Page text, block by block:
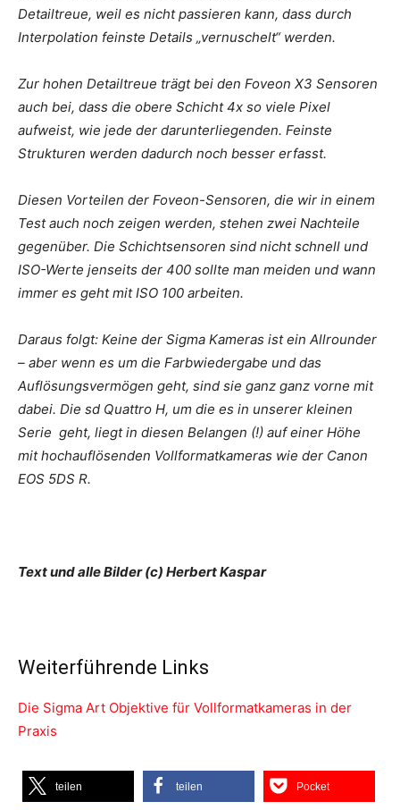
Detailtreue, weil es nicht passieren kann, dass durch
Interpolation feinste Details „vernuschelt“ werden.
Zur hohen Detailtreue trägt bei den Foveon X3 Sensoren
auch bei, dass die obere Schicht 4x so viele Pixel
aufweist, wie jede der darunterliegenden. Feinste
Strukturen werden dadurch noch besser erfasst.
Diesen Vorteilen der Foveon-Sensoren, die wir in einem
Test auch noch zeigen werden, stehen zwei Nachteile
gegenüber. Die Schichtsensoren sind nicht schnell und
ISO-Werte jenseits der 400 sollte man meiden und wann
immer es geht mit ISO 100 arbeiten.
Daraus folgt: Keine der Sigma Kameras ist ein Allrounder
– aber wenn es um die Farbwiedergabe und das
Auflösungsvermögen geht, sind sie ganz ganz vorne mit
dabei. Die sd Quattro H, um die es in unserer kleinen
Serie geht, liegt in diesen Belangen (!) auf einer Höhe
mit hochauflösenden Vollformatkameras wie der Canon
EOS 5DS R.
Text und alle Bilder (c) Herbert Kaspar
Weiterführende Links
Die Sigma Art Objektive für Vollformatkameras in der
Praxis
teilen teilen Pocket